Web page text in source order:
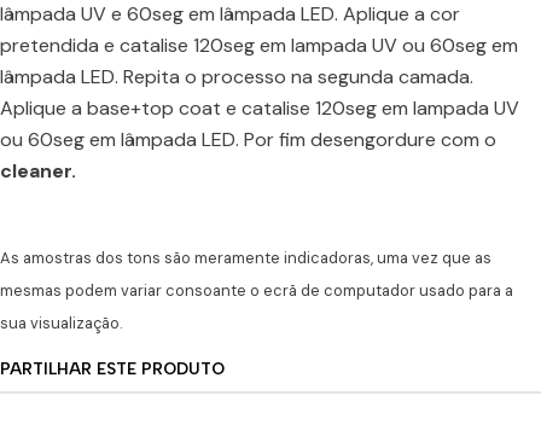
lâmpada UV e 60seg em lâmpada LED. Aplique a cor
pretendida e catalise 120seg em lampada UV ou 60seg em
lâmpada LED. Repita o processo na segunda camada.
Aplique a base+top coat e catalise 120seg em lampada UV
ou 60seg em lâmpada LED. Por fim desengordure com o
cleaner.
As amostras dos tons são meramente indicadoras, uma vez que as
mesmas podem variar consoante o ecrã de computador usado para a
sua visualização.
PARTILHAR ESTE PRODUTO